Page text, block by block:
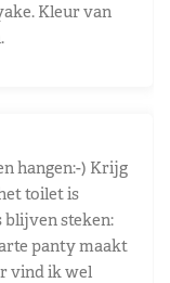
Kleur van
hangen:-) Krijg
toilet is
blijven steken:
panty maakt
vind ik wel